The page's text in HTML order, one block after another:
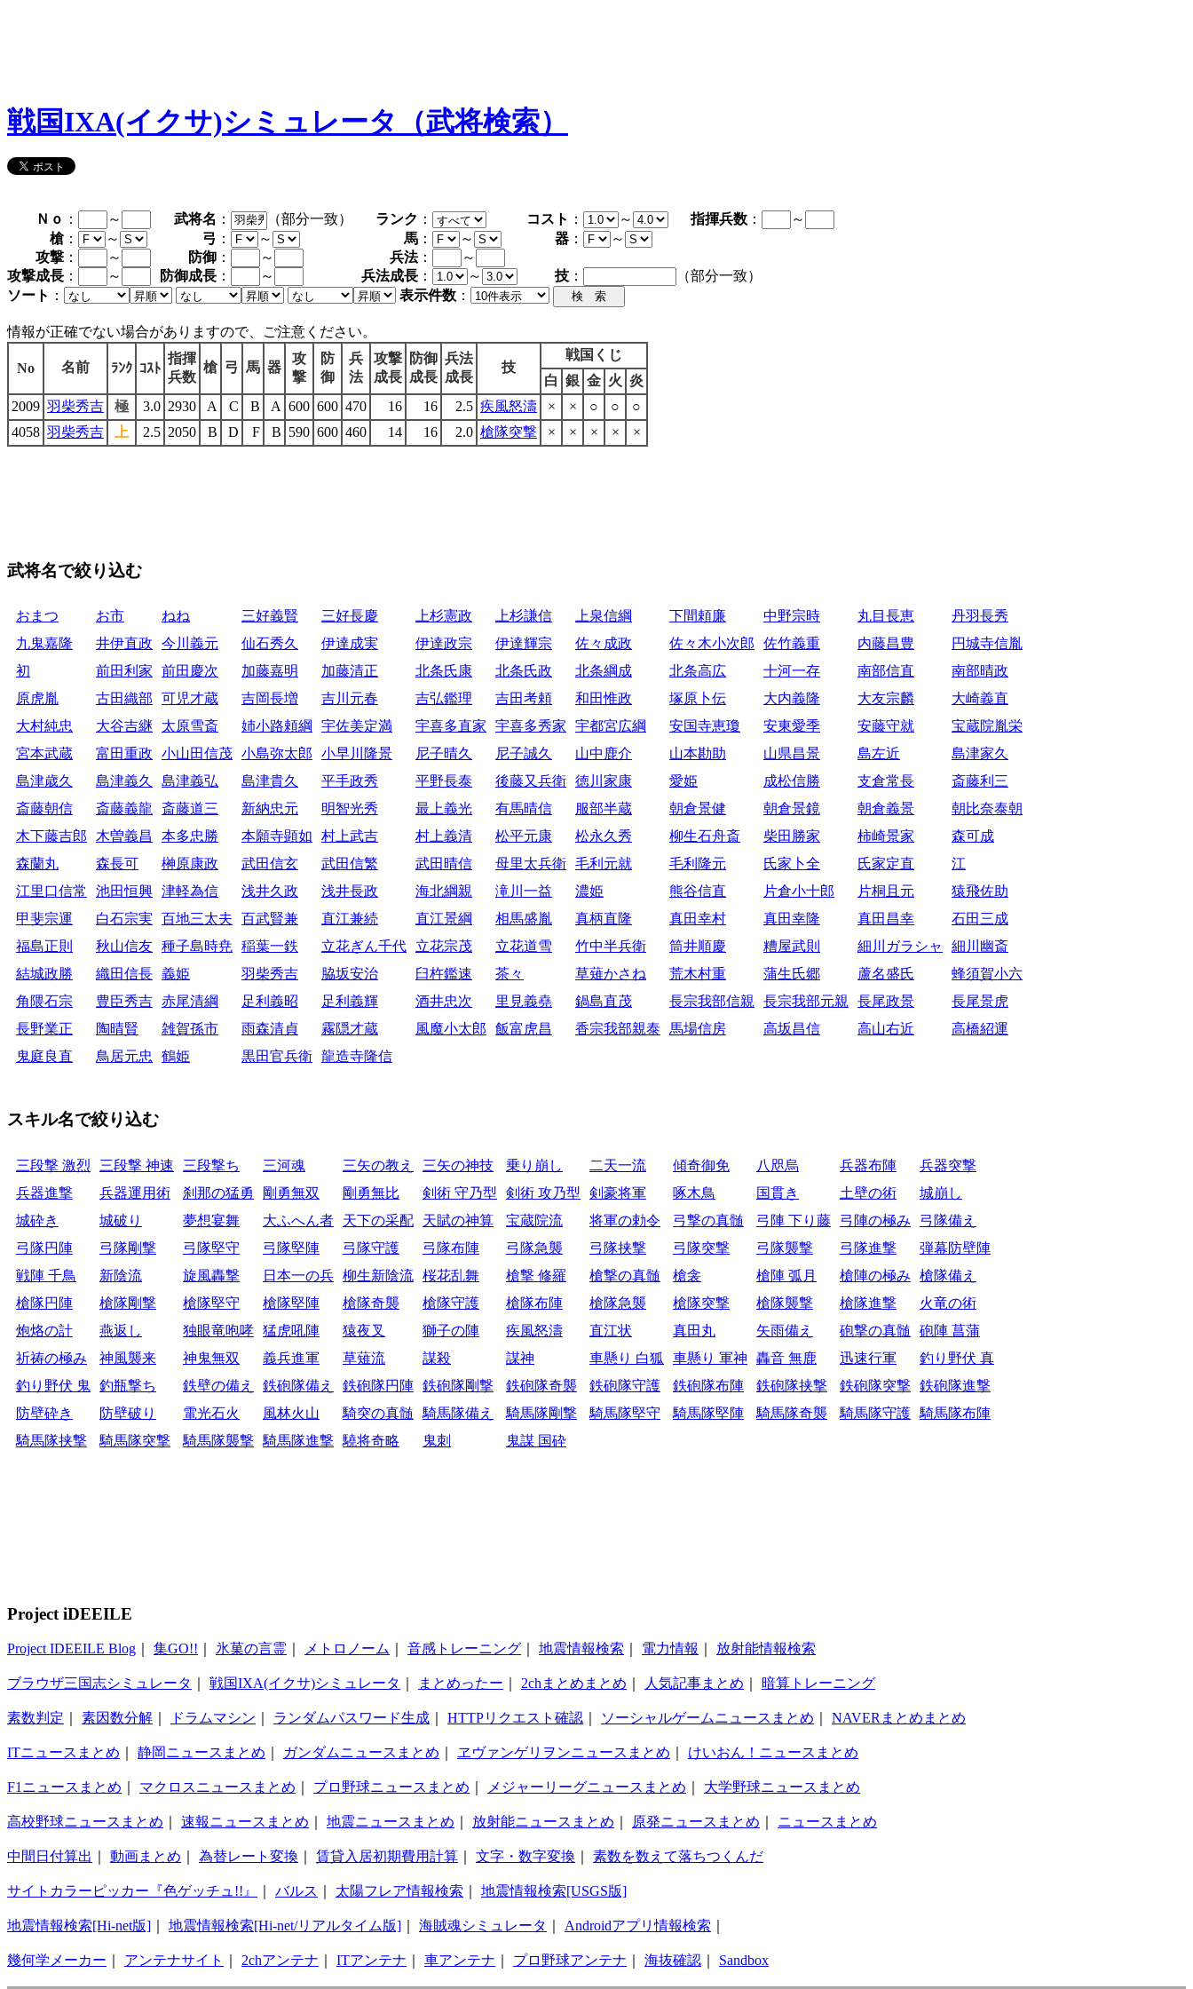
戦国IXA(イクサ)シミュレータ（武将検索）
Ｎｏ ： ～ 武将名 ： （部分一致） ランク ： コスト ： ～ 指揮兵数 ：
～
槍 ： ～ 弓 ： ～ 馬 ： ～ 器 ：
～
攻撃 ： ～ 防御 ： ～ 兵法：
～
攻撃成長 ： ～ 防御成長 ： ～ 兵法成長 ： ～ 技 ：
（部分一致）
ソート ： 表示件数 ：
情報が正確でない場合がありますので、ご注意ください。
No 名前 ﾗﾝｸ ｺｽﾄ
指揮
兵数
槍 弓 馬 器
攻
撃
防
御
兵
法
攻撃
成長
防御
成長
兵法
成長
技
戦国くじ
白 銀 金 火 炎
2009 羽柴秀吉 極 3.0 2930 A C B A 600 600 470 16 16 2.5 疾風怒濤 × × ○ ○
○
4058 羽柴秀吉 上 2.5 2050 B D F B 590 600 460 14 16 2.0 槍隊突撃 × × × × ×
武将名で絞り込む
おまつ お市 ねね 三好義賢 三好長慶 上杉憲政 上杉謙信 上泉信綱 下間頼廉 中野宗時 丸目長恵
丹羽長秀
九鬼嘉隆
井伊直政 今川義元 仙石秀久 伊達成実 伊達政宗 伊達輝宗 佐々成政 佐々木小次郎 佐竹義重 内藤昌豊
円城寺信胤
初
前田利家 前田慶次 加藤嘉明 加藤清正 北条氏康 北条氏政 北条綱成 北条高広 十河一存 南部信直
南部晴政
原虎胤
古田織部 可児才蔵 吉岡長増 吉川元春 吉弘鑑理 吉田考頼 和田惟政 塚原卜伝 大内義隆 大友宗麟
大崎義直
大村純忠
大谷吉継 太原雪斎 姉小路頼綱 宇佐美定満 宇喜多直家 宇喜多秀家 宇都宮広綱 安国寺恵瓊 安東愛季 安藤守就
宝蔵院胤栄
宮本武蔵
富田重政 小山田信茂 小島弥太郎 小早川隆景 尼子晴久 尼子誠久 山中鹿介 山本勘助 山県昌景 島左近
島津家久
島津歳久
島津義久 島津義弘 島津貴久 平手政秀 平野長泰 後藤又兵衛 徳川家康 愛姫 成松信勝 支倉常長
斎藤利三
斎藤朝信
斎藤義龍 斎藤道三 新納忠元 明智光秀 最上義光 有馬晴信 服部半蔵 朝倉景健 朝倉景鏡 朝倉義景
朝比奈泰朝
木下藤吉郎
木曽義昌 本多忠勝 本願寺顕如 村上武吉 村上義清 松平元康 松永久秀 柳生石舟斎 柴田勝家 柿崎景家
森可成
森蘭丸
森長可 榊原康政 武田信玄 武田信繁 武田晴信 母里太兵衛 毛利元就 毛利隆元 氏家卜全 氏家定直
江
江里口信常
池田恒興 津軽為信 浅井久政 浅井長政 海北綱親 滝川一益 濃姫 熊谷信直 片倉小十郎 片桐且元
猿飛佐助
甲斐宗運
白石宗実 百地三太夫 百武賢兼 直江兼続 直江景綱 相馬盛胤 真柄直隆 真田幸村 真田幸隆 真田昌幸
石田三成
福島正則
秋山信友 種子島時尭 稲葉一鉄 立花ぎん千代 立花宗茂 立花道雪 竹中半兵衛 筒井順慶 糟屋武則 細川ガラシャ
細川幽斎
結城政勝
織田信長 義姫 羽柴秀吉 脇坂安治 臼杵鑑速 茶々 草薙かさね 荒木村重 蒲生氏郷 蘆名盛氏
蜂須賀小六
角隈石宗
豊臣秀吉 赤尾清綱 足利義昭 足利義輝 酒井忠次 里見義堯 鍋島直茂 長宗我部信親 長宗我部元親 長尾政景
長尾景虎
長野業正
陶晴賢 雑賀孫市 雨森清貞 霧隠才蔵 風魔小太郎 飯富虎昌 香宗我部親泰 馬場信房 高坂昌信 高山右近
高橋紹運
鬼庭良直
鳥居元忠 鶴姫 黒田官兵衛 龍造寺隆信
スキル名で絞り込む
三段撃 激烈 三段撃 神速 三段撃ち 三河魂 三矢の教え 三矢の神技 乗り崩し 二天一流 傾奇御免 八咫烏 兵器布陣
兵器突撃
兵器進撃
兵器運用術 刹那の猛勇 剛勇無双 剛勇無比 剣術 守乃型 剣術 攻乃型 剣豪将軍 啄木鳥 国貫き 土壁の術
城崩し
城砕き
城破り 夢想宴舞 大ふへん者 天下の采配 天賦の神算 宝蔵院流 将軍の勅令 弓撃の真髄 弓陣 下り藤 弓陣の極み
弓隊備え
弓隊円陣
弓隊剛撃 弓隊堅守 弓隊堅陣 弓隊守護 弓隊布陣 弓隊急襲 弓隊挟撃 弓隊突撃 弓隊襲撃 弓隊進撃
弾幕防壁陣
戦陣 千鳥
新陰流 旋風轟撃 日本一の兵 柳生新陰流 桜花乱舞 槍撃 修羅 槍撃の真髄 槍衾 槍陣 弧月 槍陣の極み
槍隊備え
槍隊円陣
槍隊剛撃 槍隊堅守 槍隊堅陣 槍隊奇襲 槍隊守護 槍隊布陣 槍隊急襲 槍隊突撃 槍隊襲撃 槍隊進撃
火竜の術
炮烙の計
燕返し 独眼竜咆哮 猛虎吼陣 猿夜叉 獅子の陣 疾風怒濤 直江状 真田丸 矢雨備え 砲撃の真髄
砲陣 菖蒲
祈祷の極み
神風襲来 神鬼無双 義兵進軍 草薙流 謀殺 謀神 車懸り 白狐 車懸り 軍神 轟音 無鹿 迅速行軍
釣り野伏 真
釣り野伏 鬼 釣瓶撃ち 鉄壁の備え 鉄砲隊備え 鉄砲隊円陣 鉄砲隊剛撃 鉄砲隊奇襲 鉄砲隊守護 鉄砲隊布陣 鉄砲隊挟撃 鉄砲隊突撃 鉄砲隊進撃
防壁砕き
防壁破り 電光石火 風林火山 騎突の真髄 騎馬隊備え 騎馬隊剛撃 騎馬隊堅守 騎馬隊堅陣 騎馬隊奇襲 騎馬隊守護 騎馬隊布陣
騎馬隊挟撃
騎馬隊突撃 騎馬隊襲撃 騎馬隊進撃 驍将奇略 鬼刺 鬼謀 国砕
Project iDEEILE
Project IDEEILE Blog 集GO!! 氷菓の言霊 メトロノーム 音感トレーニング 地震情報検索 電力情報 放射能情報検索
ブラウザ三国志シミュレータ 戦国IXA(イクサ)シミュレータ まとめったー 2chまとめまとめ 人気記事まとめ 暗算トレーニング
素数判定 素因数分解 ドラムマシン ランダムパスワード生成 HTTPリクエスト確認 ソーシャルゲームニュースまとめ NAVERまとめまとめ
ITニュースまとめ 静岡ニュースまとめ ガンダムニュースまとめ ヱヴァンゲリヲンニュースまとめ けいおん！ニュースまとめ
F1ニュースまとめ マクロスニュースまとめ プロ野球ニュースまとめ メジャーリーグニュースまとめ 大学野球ニュースまとめ
高校野球ニュースまとめ 速報ニュースまとめ 地震ニュースまとめ 放射能ニュースまとめ 原発ニュースまとめ ニュースまとめ
中間日付算出 動画まとめ 為替レート変換 賃貸入居初期費用計算 文字・数字変換 素数を数えて落ちつくんだ
サイトカラーピッカー『色ゲッチュ!!』 バルス 太陽フレア情報検索 地震情報検索[USGS版]
地震情報検索[Hi-net版] 地震情報検索[Hi-net/リアルタイム版] 海賊魂シミュレータ Androidアプリ情報検索
幾何学メーカー アンテナサイト 2chアンテナ ITアンテナ 車アンテナ プロ野球アンテナ 海抜確認 Sandbox